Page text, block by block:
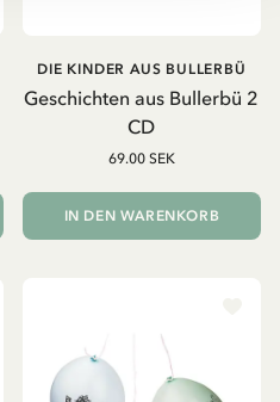
Geschichten aus Bullerbü 2
CD
DIE KINDER AUS BULLERBÜ
69.00 SEK
IN DEN WARENKORB